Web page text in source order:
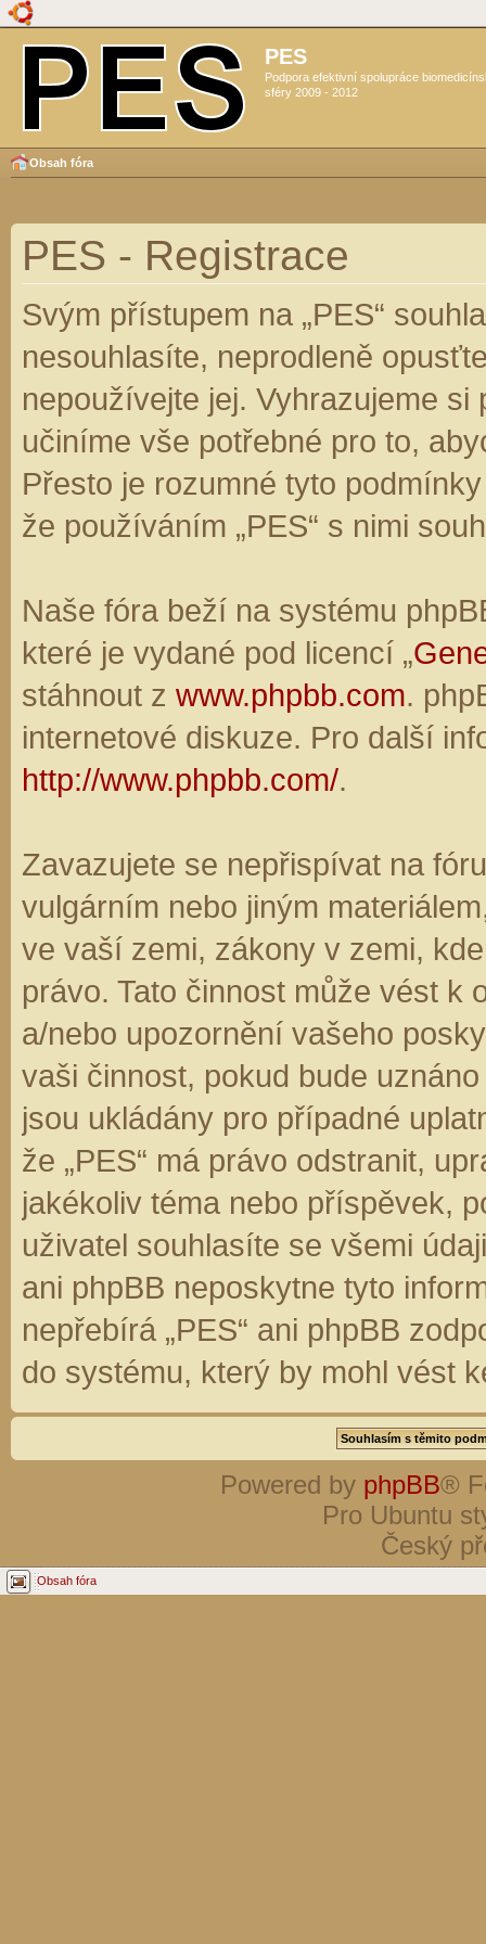
PES
Podpora efektivní spolupráce
sféry 2009 - 2012
Obsah fóra
PES - Registrace
Svým přístupem na „PES“
nesouhlasíte, neprodleně
nepoužívejte jej. Vyhrazujeme
učiníme vše potřebné pro to,
Přesto je rozumné tyto
že používáním „PES“ s nimi
Naše fóra beží na systému
které je vydané pod licencí „
stáhnout z www.phpbb.com.
internetové diskuze. Pro další
http://www.phpbb.com/.
Zavazujete se nepřispívat na
vulgárním nebo jiným
ve vaší zemi, zákony v zemi,
právo. Tato činnost může vést k
a/nebo upozornění vašeho
vaši činnost, pokud bude
jsou ukládány pro případné
že „PES“ má právo odstranit,
jakékoliv téma nebo příspěvek,
uživatel souhlasíte se všemi
ani phpBB neposkytne tyto
nepřebírá „PES“ ani phpBB
do systému, který by mohl vést
Powered by phpBB®
Pro Ubuntu
Český
Obsah fóra